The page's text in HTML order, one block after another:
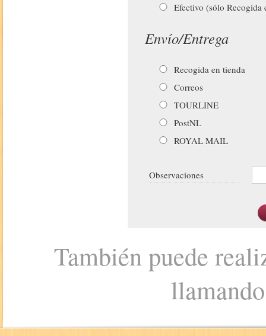
Efectivo (sólo Recogida
Envío/Entrega
Recogida en tienda
Correos
TOURLINE
PostNL
ROYAL MAIL
Observaciones
También puede